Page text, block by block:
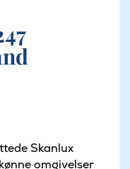
Skanlux
omgivelser